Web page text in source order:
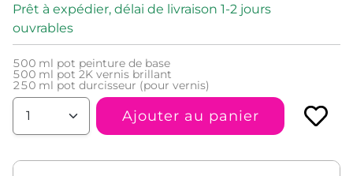
Prêt à expédier, délai de livraison 1-2 jours
ouvrables
500 ml pot peinture de base
500 ml pot 2K vernis brillant
250 ml pot durcisseur (pour vernis)
Ajouter au panier